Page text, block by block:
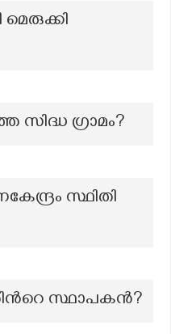
സിദ്ധ ഗ്രാമം?
സ്ഥിതി
സ്ഥാപകന്‍?